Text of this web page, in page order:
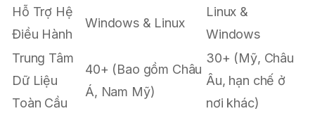
Hỗ Trợ Hệ
Điều Hành
Windows & Linux
Linux &
Windows
Trung Tâm
Dữ Liệu
Toàn Cầu
40+ (Bao gồm Châu
Á, Nam Mỹ)
30+ (Mỹ, Châu
Âu, hạn chế ở
nơi khác)